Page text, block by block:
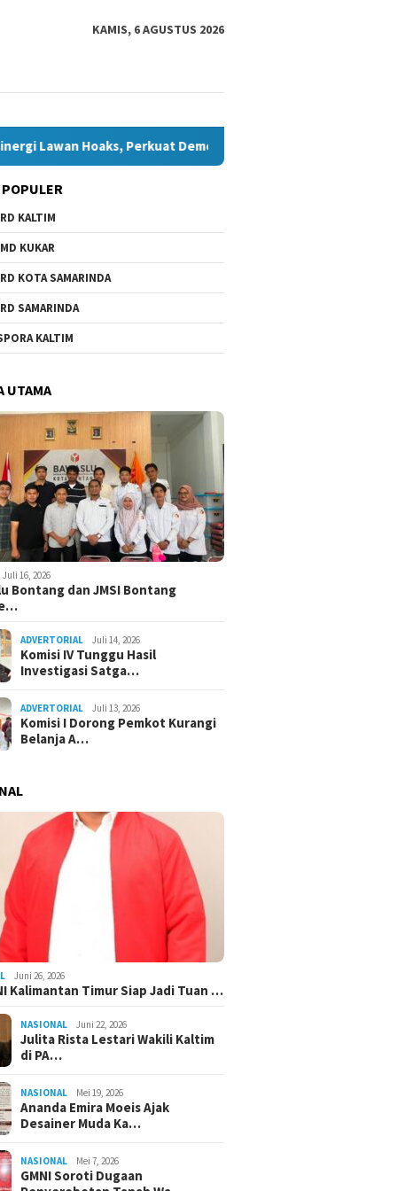
KAMIS, 6 AGUSTUS 2026
Hoaks, Perkuat Demokrasi Jelang Pemilu 2029
KALTIM
KUKAR
KOTA SAMARINDA
SAMARINDA
KALTIM
UTAMA
Juli 16, 2026
Bontang dan JMSI Bontang
ADVERTORIAL Juli 14, 2026
Komisi IV Tunggu Hasil
Investigasi Satga…
ADVERTORIAL Juli 13, 2026
Komisi I Dorong Pemkot Kurangi
Belanja A…
Juni 26, 2026
Kalimantan Timur Siap Jadi Tuan …
NASIONAL Juni 22, 2026
Julita Rista Lestari Wakili Kaltim
di PA…
NASIONAL Mei 19, 2026
Ananda Emira Moeis Ajak
Desainer Muda Ka…
NASIONAL Mei 7, 2026
GMNI Soroti Dugaan